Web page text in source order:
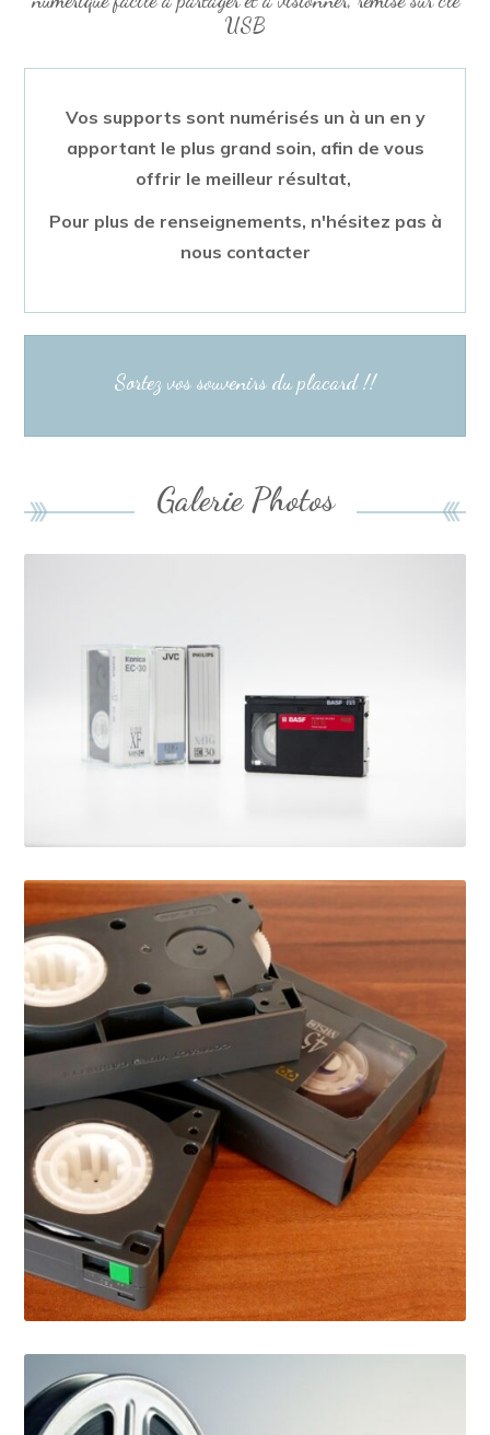
USB
Vos supports sont numérisés un à un en y
apportant le plus grand soin, afin de vous
offrir le meilleur résultat,
Pour plus de renseignements, n'hésitez pas à
nous contacter
Sortez vos souvenirs du placard !!
Galerie Photos